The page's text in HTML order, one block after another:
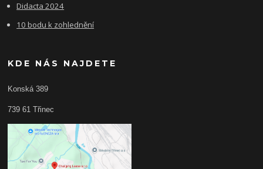
Didacta 2024
10 bodu k zohlednění
KDE NÁS NAJDETE
Konská 389
739 61 Třinec